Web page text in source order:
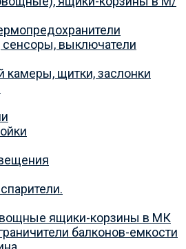
выключатели
камеры, щитки, заслонки
ящики-корзины в МК
балконов-емкости